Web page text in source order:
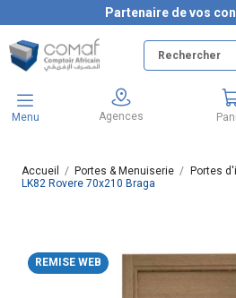
Partenaire de vos
Menu Agences
Accueil Portes & Menuiserie Portes
LK82 Rovere 70x210 Braga
REMISE WEB